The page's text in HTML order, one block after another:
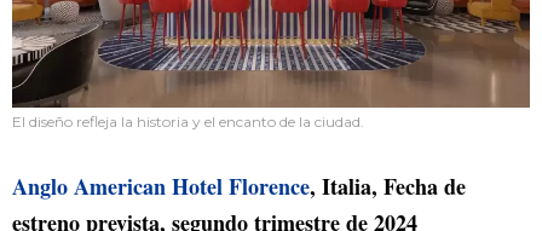
El diseño refleja la historia y el encanto de la ciudad.
Anglo American Hotel Florence, Italia, Fecha de
estreno prevista, segundo trimestre de 2024